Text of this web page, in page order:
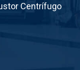
Centrífugo